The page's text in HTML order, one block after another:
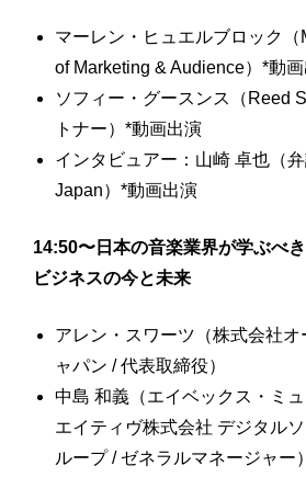
マーレン・ヒュエルブロック（
of Marketing & Audience）*動
ソフィー・グースンス（Reed
トナー）*動画出演
インタビュアー：山崎 卓也（
Japan）*動画出演
14:50〜日本の音楽業界が学ぶべ
ビジネスの今と未来
アレン・スワーツ（株式会社オ
ャパン / 代表取締役）
中島 和義（エイベックス・ミ
エイティヴ株式会社 デジタル
ループ / ゼネラルマネージャー）